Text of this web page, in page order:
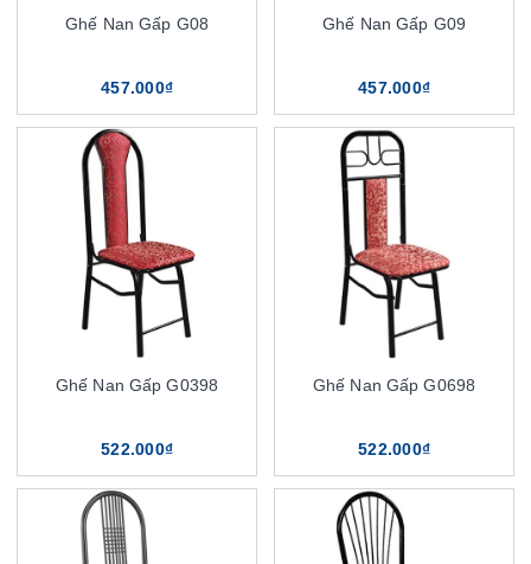
Ghế Nan Gấp G08
457.000₫
Ghế Nan Gấp G09
457.000₫
Ghế Nan Gấp G0398
522.000₫
Ghế Nan Gấp G0698
522.000₫